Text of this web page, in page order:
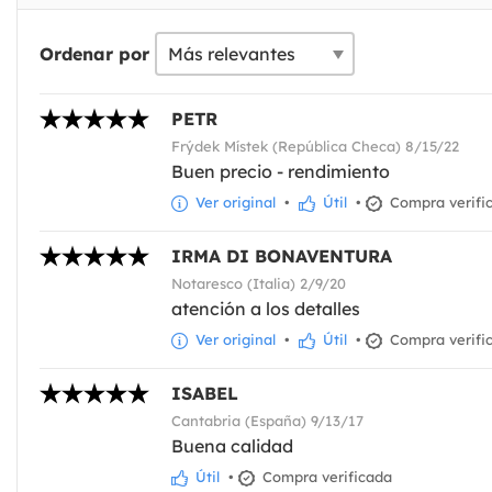
Ordenar por
PETR
Frýdek Místek (República Checa) 8/15/22
Buen precio - rendimiento
Ver original • Útil • Compra
IRMA DI BONAVENTURA
Notaresco (Italia) 2/9/20
atención a los detalles
Ver original • Útil • Compra
ISABEL
Cantabria (España) 9/13/17
Buena calidad
Útil • Compra verificada